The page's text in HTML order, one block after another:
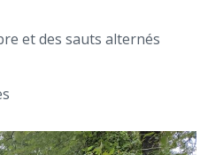
et des sauts alternés